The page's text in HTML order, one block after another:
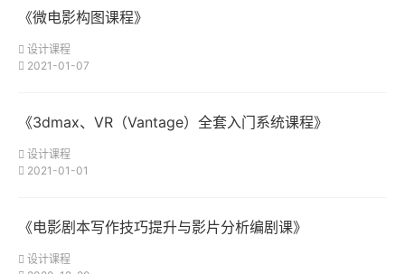
《微电影构图课程》
设计课程
2021-01-07
《3dmax、VR（Vantage）全套入门系统课程》
设计课程
2021-01-01
《电影剧本写作技巧提升与影片分析编剧课》
设计课程